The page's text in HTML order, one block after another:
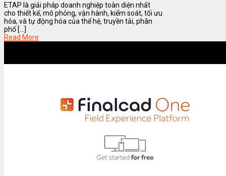
ETAP là giải pháp doanh nghiệp toàn diện nhất
cho thiết kế, mô phỏng, vận hành, kiểm soát, tối ưu
hóa, và tự động hóa của thế hệ, truyền tải, phân
phố [...]
Read More